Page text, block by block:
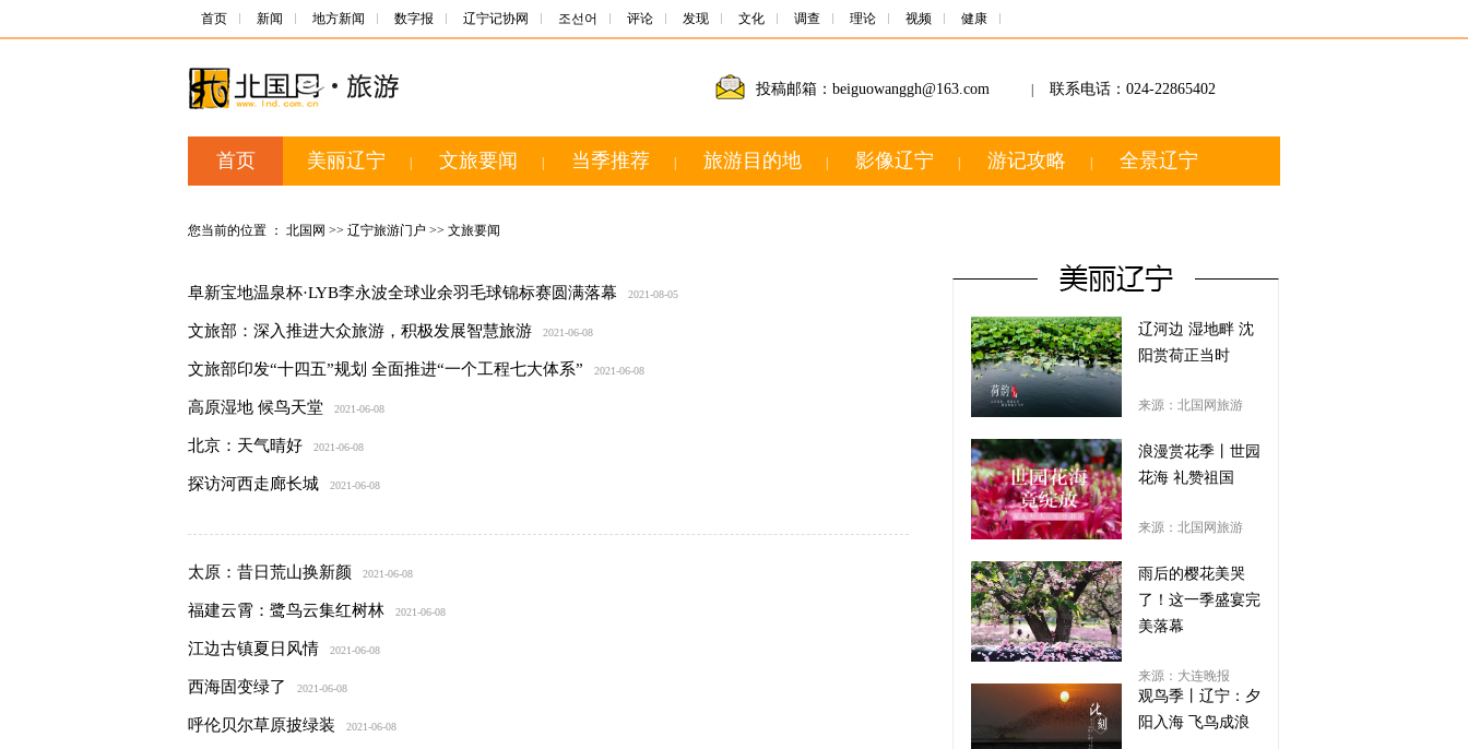
首页 新闻 地方新闻 数字报 辽宁记协网 조선어 评论 发现 文化 调查 理论 视频 健康
投稿邮箱：beiguowanggh@163.com 联系电话：024-22865402
首页 美丽辽宁 文旅要闻 当季推荐 旅游目的地 影像辽宁 游记攻略 全景辽宁
您当前的位置 ： 北国网 >> 辽宁旅游门户 >> 文旅要闻
阜新宝地温泉杯·LYB李永波全球业余羽毛球锦标赛圆满落幕 2021-08-05
文旅部：深入推进大众旅游，积极发展智慧旅游 2021-06-08
文旅部印发“十四五”规划 全面推进“一个工程七大体系” 2021-06-08
高原湿地 候鸟天堂 2021-06-08
北京：天气晴好 2021-06-08
探访河西走廊长城 2021-06-08
太原：昔日荒山换新颜 2021-06-08
福建云霄：鹭鸟云集红树林 2021-06-08
江边古镇夏日风情 2021-06-08
西海固变绿了 2021-06-08
呼伦贝尔草原披绿装 2021-06-08
辽河边 湿地畔 沈
阳赏荷正当时
来源：北国网旅游
浪漫赏花季丨世园
花海 礼赞祖国
来源：北国网旅游
雨后的樱花美哭
了！这一季盛宴完
美落幕
来源：大连晚报
观鸟季丨辽宁：夕
阳入海 飞鸟成浪